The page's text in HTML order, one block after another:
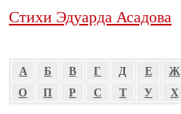
Стихи Эдуарда Асадова
А Б В Г Д Е Ж
О
П Р С Т У Х